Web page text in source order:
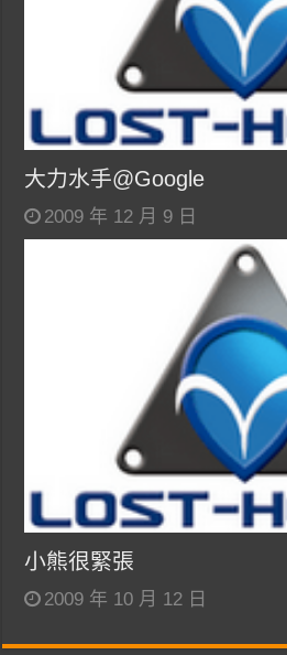
大力水手@Google
2009 年 12 月 9 日
小熊很緊張
2009 年 10 月 12 日